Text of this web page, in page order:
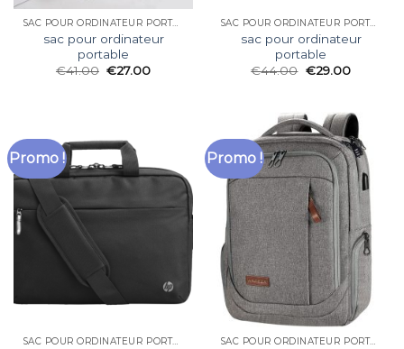
SAC POUR ORDINATEUR PORTABLE
sac pour ordinateur
portable
€41.00 €27.00
SAC POUR ORDINATEUR PORTABLE
sac pour ordinateur
portable
€44.00 €29.00
Promo !
SAC POUR ORDINATEUR PORTABLE
Promo !
SAC POUR ORDINATEUR PORTABLE